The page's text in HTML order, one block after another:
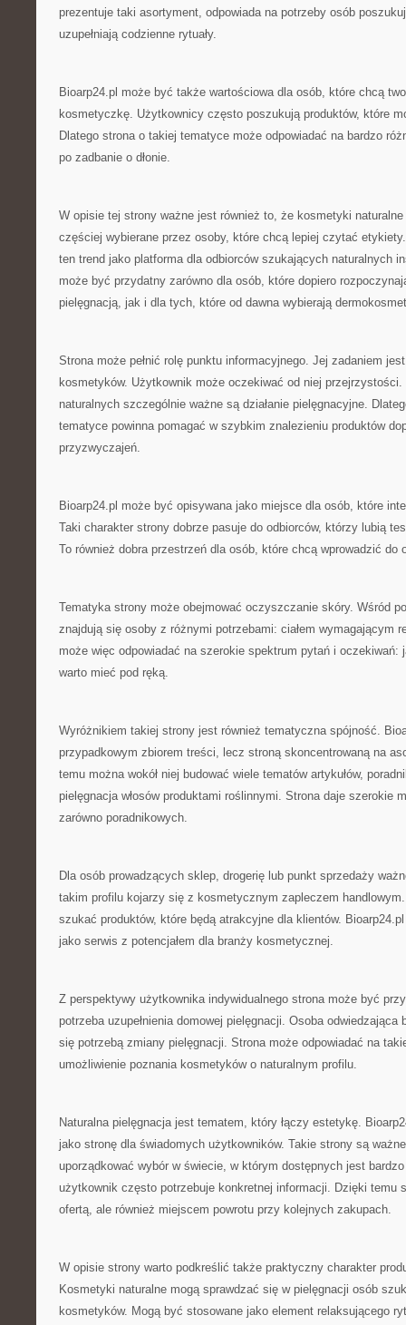
prezentuje taki asortyment, odpowiada na potrzeby osób
uzupełniają codzienne rytuały.
Bioarp24.pl może być także wartościowa dla osób, które chcą
kosmetyczkę. Użytkownicy często poszukują produktów, które
Dlatego strona o takiej tematyce może odpowiadać na bardzo
po zadbanie o dłonie.
W opisie tej strony ważne jest również to, że kosmetyki
częściej wybierane przez osoby, które chcą lepiej czytać
ten trend jako platforma dla odbiorców szukających naturalnych
może być przydatny zarówno dla osób, które dopiero
pielęgnacją, jak i dla tych, które od dawna wybierają
Strona może pełnić rolę punktu informacyjnego. Jej zadaniem
kosmetyków. Użytkownik może oczekiwać od niej
naturalnych szczególnie ważne są działanie pielęgnacyjne.
tematyce powinna pomagać w szybkim znalezieniu produktów
przyzwyczajeń.
Bioarp24.pl może być opisywana jako miejsce dla osób, które
Taki charakter strony dobrze pasuje do odbiorców, którzy lubią
To również dobra przestrzeń dla osób, które chcą wprowadzić do
Tematyka strony może obejmować oczyszczanie skóry. Wśród
znajdują się osoby z różnymi potrzebami: ciałem wymagającym
może więc odpowiadać na szerokie spektrum pytań i oczekiwań:
warto mieć pod ręką.
Wyróżnikiem takiej strony jest również tematyczna spójność.
przypadkowym zbiorem treści, lecz stroną skoncentrowaną na
temu można wokół niej budować wiele tematów artykułów,
pielęgnacja włosów produktami roślinnymi. Strona daje szerokie
zarówno poradnikowych.
Dla osób prowadzących sklep, drogerię lub punkt sprzedaży
takim profilu kojarzy się z kosmetycznym zapleczem
szukać produktów, które będą atrakcyjne dla klientów.
jako serwis z potencjałem dla branży kosmetycznej.
Z perspektywy użytkownika indywidualnego strona może być
potrzeba uzupełnienia domowej pielęgnacji. Osoba odwiedzająca
się potrzebą zmiany pielęgnacji. Strona może odpowiadać na
umożliwienie poznania kosmetyków o naturalnym profilu.
Naturalna pielęgnacja jest tematem, który łączy estetykę.
jako stronę dla świadomych użytkowników. Takie strony są
uporządkować wybór w świecie, w którym dostępnych jest
użytkownik często potrzebuje konkretnej informacji. Dzięki temu
ofertą, ale również miejscem powrotu przy kolejnych zakupach.
W opisie strony warto podkreślić także praktyczny charakter
Kosmetyki naturalne mogą sprawdzać się w pielęgnacji osób
kosmetyków. Mogą być stosowane jako element relaksującego